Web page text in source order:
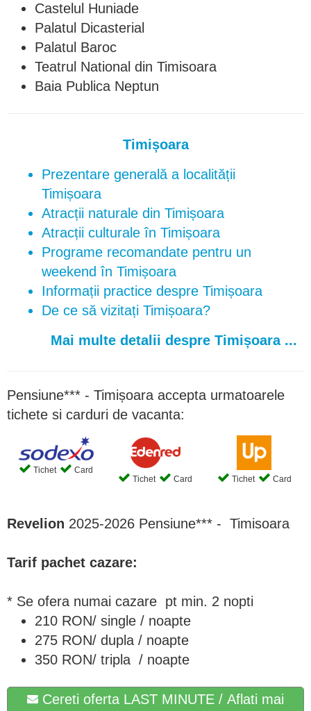
Castelul Huniade
Palatul Dicasterial
Palatul Baroc
Teatrul National din Timisoara
Baia Publica Neptun
Timișoara
Prezentare generală a localității
Timișoara
Atracții naturale din Timișoara
Atracții culturale în Timișoara
Programe recomandate pentru un
weekend în Timișoara
Informații practice despre Timișoara
De ce să vizitați Timișoara?
Mai multe detalii despre Timișoara ...
Pensiune*** - Timișoara accepta urmatoarele
tichete si carduri de vacanta:
Tichet
Card
Tichet
Card Tichet Card
Revelion 2025-2026 Pensiune*** - Timisoara
Tarif pachet cazare:
* Se ofera numai cazare pt min. 2 nopti
210 RON/ single / noapte
275 RON/ dupla / noapte
350 RON/ tripla / noapte
Cereti oferta LAST MINUTE / Aflati mai